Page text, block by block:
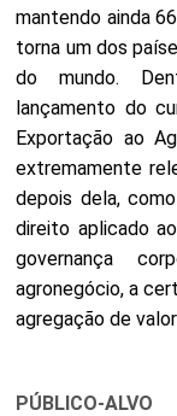
mantendo ainda
torna um dos
do mundo.
lançamento do
Exportação ao
extremamente
depois dela,
direito aplicado
governança
agronegócio, a
agregação de
PÚBLICO-ALVO